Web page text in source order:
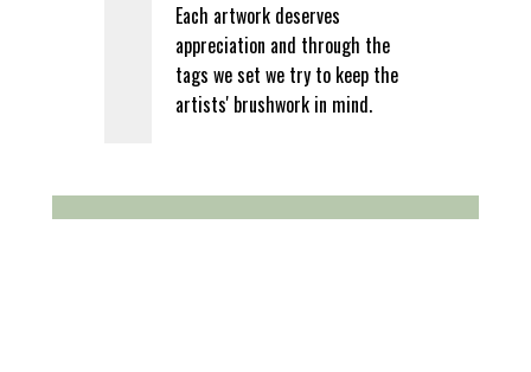
Each artwork deserves
appreciation and through the
tags we set we try to keep the
artists' brushwork in mind.